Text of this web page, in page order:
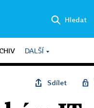
Hledat
DALŠÍ
Sdílet